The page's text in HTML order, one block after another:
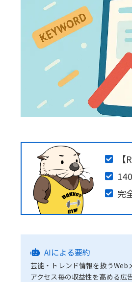
完
AIによる要約
芸能・トレンド情報を扱うWeb
アクセス毎の収益性を高める広